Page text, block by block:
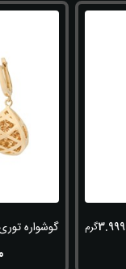
3.999گرم گوشواره